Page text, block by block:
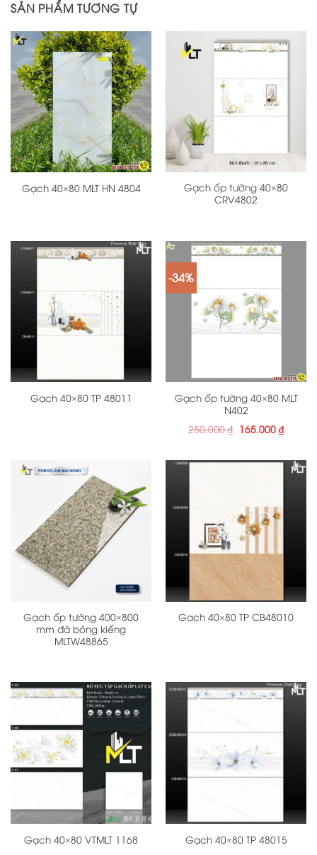
SẢN PHẨM TƯƠNG TỰ
Gạch 40×80 MLT HN 4804
Gạch ốp tường 40×80
CRV4802
Gạch 40×80 TP 48011
-34%
Gạch ốp tường 40×80 MLT
N402
250.000₫ Giá
gốc
165.000 ₫Giá
hiện
Gạch ốp tường 400×800
mm đá bóng kiếng
MLTW48865
Gạch 40×80 TP CB48010
Gạch 40×80 VTMLT 1168 Gạch 40×80 TP 48015